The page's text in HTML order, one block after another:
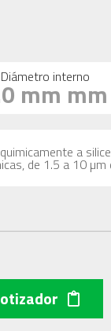
Diámetro interno
mm mm
a
de 1.5 a 10 µm